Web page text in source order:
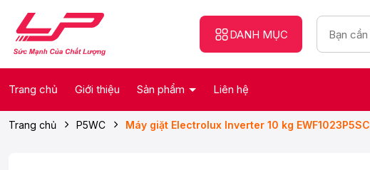
DANH MỤC
Trang chủ Giới thiệu Sản phẩm Liên hệ
Trang chủ P5WC Máy giặt Electrolux Inverter 10 kg EWF1023P5SC